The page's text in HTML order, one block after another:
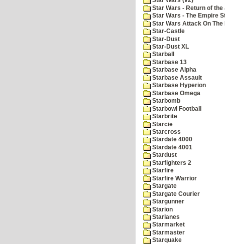
Star Wars - Return of
Star Wars - The Empire
Star Wars Attack On The
Star-Castle
Star-Dust
Star-Dust XL
Starball
Starbase 13
Starbase Alpha
Starbase Assault
Starbase Hyperion
Starbase Omega
Starbomb
Starbowl Football
Starbrite
Starcie
Starcross
Stardate 4000
Stardate 4001
Stardust
Starfighters 2
Starfire
Starfire Warrior
Stargate
Stargate Courier
Stargunner
Starion
Starlanes
Starmarket
Starmaster
Starquake